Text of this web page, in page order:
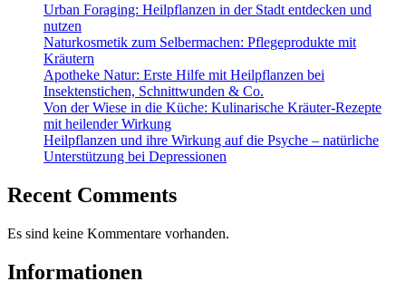
Urban Foraging: Heilpflanzen in der Stadt entdecken und
nutzen
Naturkosmetik zum Selbermachen: Pflegeprodukte mit
Kräutern
Apotheke Natur: Erste Hilfe mit Heilpflanzen bei
Insektenstichen, Schnittwunden & Co.
Von der Wiese in die Küche: Kulinarische Kräuter-Rezepte
mit heilender Wirkung
Heilpflanzen und ihre Wirkung auf die Psyche – natürliche
Unterstützung bei Depressionen
Recent Comments
Es sind keine Kommentare vorhanden.
Informationen